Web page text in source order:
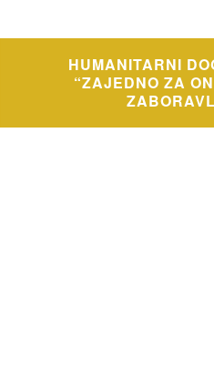
HUMANITARNI
“ZAJEDNO ZA